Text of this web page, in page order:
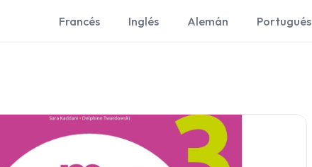
Francés Inglés Alemán Portugués